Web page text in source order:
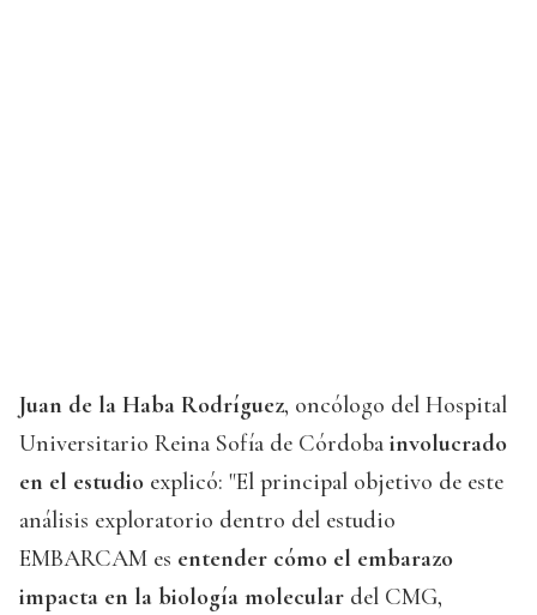
Juan de la Haba Rodríguez, oncólogo del Hospital
Universitario Reina Sofía de Córdoba involucrado
en el estudio explicó: "El principal objetivo de este
análisis exploratorio dentro del estudio
EMBARCAM es entender cómo el embarazo
impacta en la biología molecular del CMG,